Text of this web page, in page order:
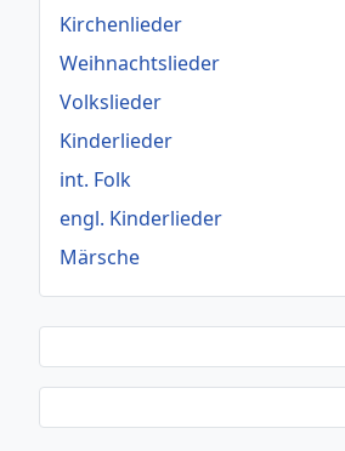
Kirchenlieder
Weihnachtslieder
Volkslieder
Kinderlieder
int. Folk
engl. Kinderlieder
Märsche